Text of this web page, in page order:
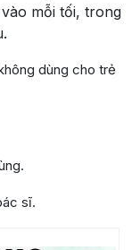
mỗi tối, trong
dùng cho trẻ
sĩ.